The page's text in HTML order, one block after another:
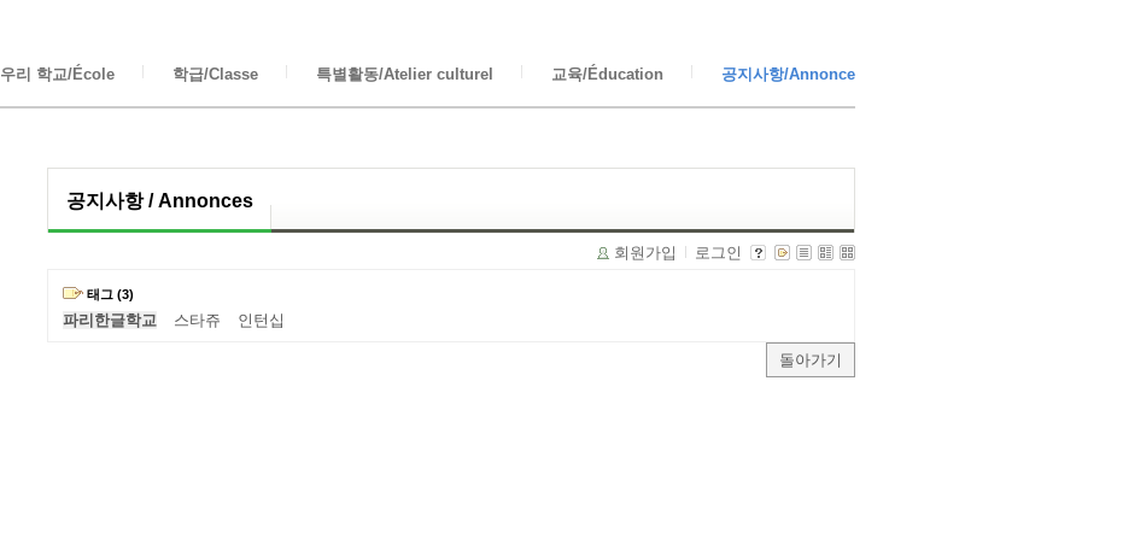
우리 학교/École 학급/Classe 특별활동/Atelier culturel 교육/Éducation 공지사항/Annonce
공지사항 / Annonces
회원가입 로그인
태그 (3)
파리한글학교 스타쥬 인턴십
돌아가기